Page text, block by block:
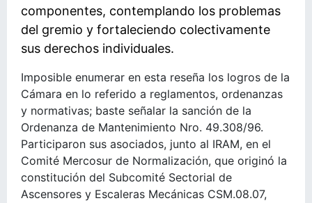
componentes, contemplando los problemas
del gremio y fortaleciendo colectivamente
sus derechos individuales.
Imposible enumerar en esta reseña los logros de la
Cámara en lo referido a reglamentos, ordenanzas
y normativas; baste señalar la sanción de la
Ordenanza de Mantenimiento Nro. 49.308/96.
Participaron sus asociados, junto al IRAM, en el
Comité Mercosur de Normalización, que originó la
constitución del Subcomité Sectorial de
Ascensores y Escaleras Mecánicas CSM.08.07,